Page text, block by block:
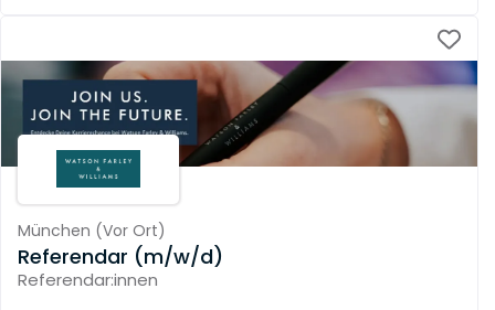
München (Vor Ort)
Referendar (m/w/d)
Referendar:innen